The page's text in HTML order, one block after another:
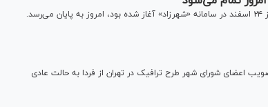
اعضای شورای شهر طرح ترافیک در تهران از فردا به حالت عادی